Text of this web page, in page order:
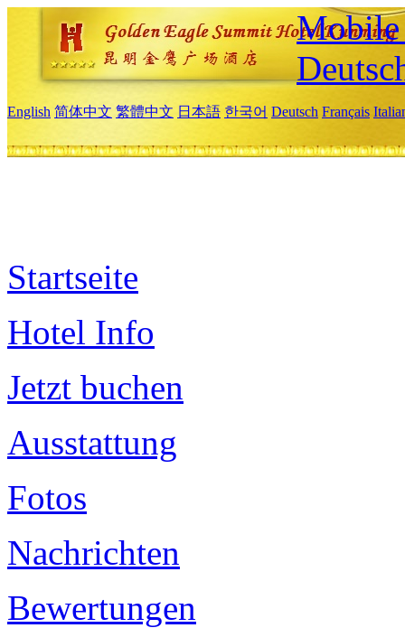
Mobile
English 简体中文 繁體中文 日本語 한국어 Deutsch Français
Startseite
Hotel Info
Jetzt buchen
Ausstattung
Fotos
Nachrichten
Bewertungen